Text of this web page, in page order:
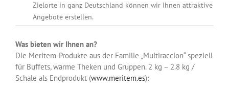
Zielorte in ganz Deutschland können wir Ihnen attraktive
Angebote erstellen.
Was bieten wir Ihnen an?
Die Meritem-Produkte aus der Familie „Multiraccion“ speziell
für Buffets, warme Theken und Gruppen. 2 kg – 2.8 kg /
Schale als Endprodukt (www.meritem.es):